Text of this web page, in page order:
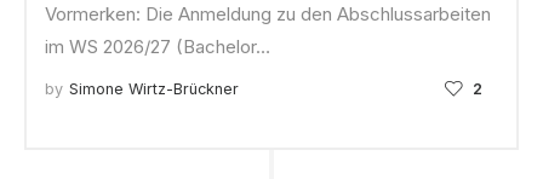
Vormerken: Die Anmeldung zu den Abschlussarbeiten
im WS 2026/27 (Bachelor…
by Simone Wirtz-Brückner 2